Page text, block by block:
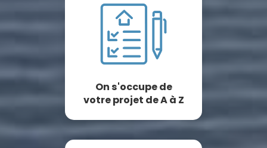
On s'occupe de
votre projet de A à Z